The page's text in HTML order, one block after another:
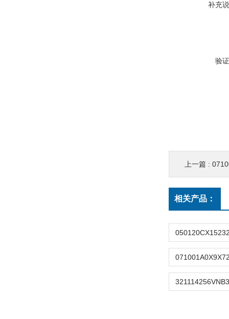
补充
验
上一篇 :
相关产品：